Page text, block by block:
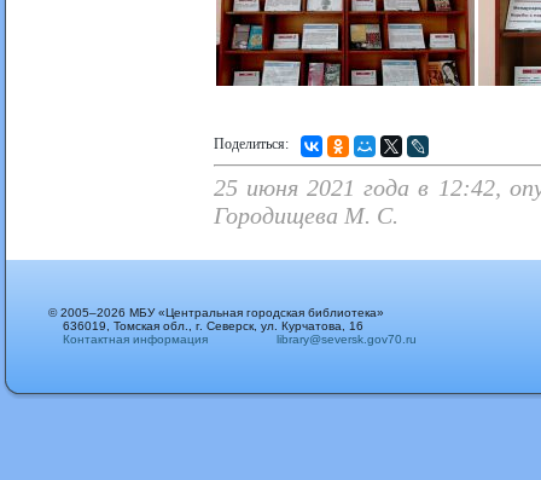
Поделиться:
25 июня 2021 года в 12:42,
Городищева М. С.
© 2005–2026 МБУ «Центральная городская библиотека»
636019, Томская обл., г. Северск, ул. Курчатова, 16
Контактная информация
library@seversk.gov70.ru